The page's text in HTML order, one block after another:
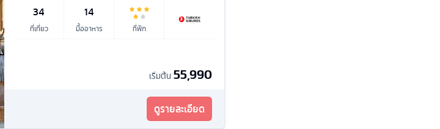
34
ที่เที่ยว
14
มื้ออาหาร ที่พัก
เริ่มต้น 55,990
ดูรายละเอียด